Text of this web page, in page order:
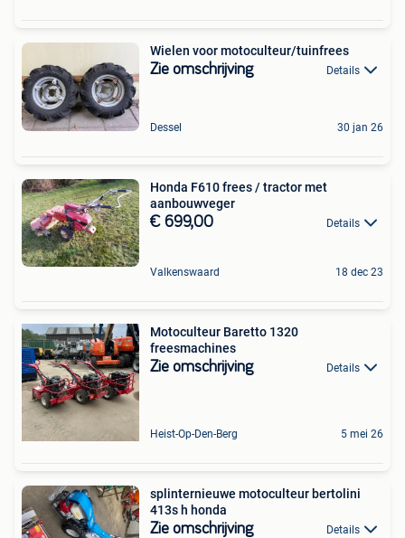
Wielen voor motoculteur/tuinfrees
Zie omschrijving Details
Dessel 30 jan 26
Honda F610 frees / tractor met
aanbouwveger
€ 699,00 Details
Valkenswaard 18 dec 23
Motoculteur Baretto 1320
freesmachines
Zie omschrijving Details
Heist-Op-Den-Berg 5 mei 26
splinternieuwe motoculteur bertolini
413s h honda
Zie omschrijving Details